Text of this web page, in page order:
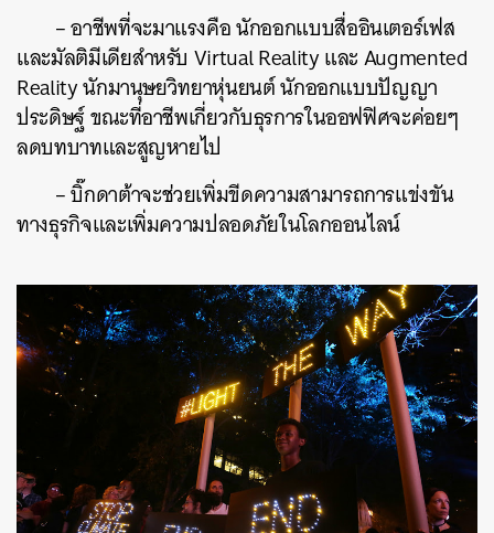
– อาชีพที่จะมาแรงคือ นักออกแบบสื่ออินเตอร์เฟส
และมัลติมีเดียสำหรับ Virtual Reality และ Augmented
Reality นักมานุษยวิทยาหุ่นยนต์ นักออกแบบปัญญา
ประดิษฐ์ ขณะที่อาชีพเกี่ยวกับธุรการในออฟฟิศจะค่อยๆ
ลดบทบาทและสูญหายไป
– บิ๊กดาต้าจะช่วยเพิ่มขีดความสามารถการแข่งขัน
ทางธุรกิจและเพิ่มความปลอดภัยในโลกออนไลน์